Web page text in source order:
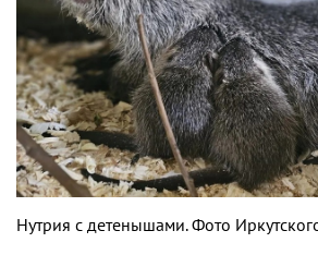
Нутрия с детенышами. Фото